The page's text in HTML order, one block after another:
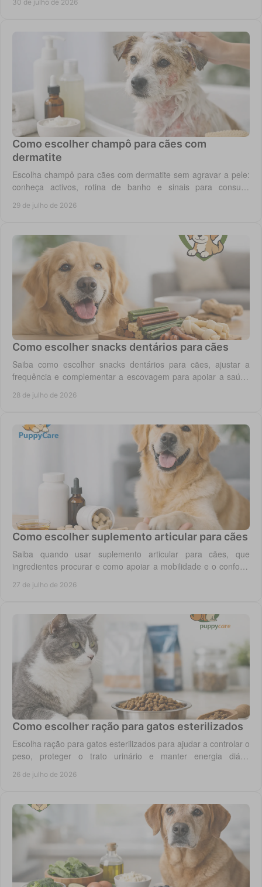
30 de julho de 2026
Como escolher champô para cães com
dermatite
Escolha champô para cães com dermatite sem agravar a pele:
conheça activos, rotina de banho e sinais para consulta
29 de julho de 2026
Como escolher snacks dentários para cães
Saiba como escolher snacks dentários para cães, ajustar a
frequência e complementar a escovagem para apoiar a saúde
28 de julho de 2026
Como escolher suplemento articular para cães
Saiba quando usar suplemento articular para cães, que
ingredientes procurar e como apoiar a mobilidade e o conforto
27 de julho de 2026
Como escolher ração para gatos esterilizados
Escolha ração para gatos esterilizados para ajudar a controlar o
peso, proteger o trato urinário e manter energia diária
26 de julho de 2026